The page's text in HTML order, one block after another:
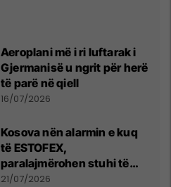
Aeroplani më i ri luftarak i
Gjermanisë u ngrit për herë
të parë në qiell
16/07/2026
Kosova nën alarmin e kuq
të ESTOFEX,
paralajmërohen stuhi të
fuqishme me breshër dhe
21/07/2026